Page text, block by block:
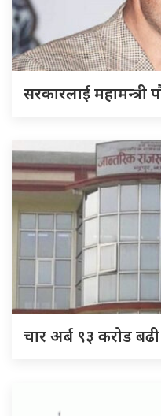
सरकारलाई
चार अर्ब ९३ करोड